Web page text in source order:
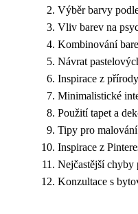
Výběr barvy
Vliv barev na
Kombinování
Návrat
Inspirace z přírody
Minimalistické
Použití tapet a
Tipy pro
Inspirace z
Nejčastější chyby
Konzultace s